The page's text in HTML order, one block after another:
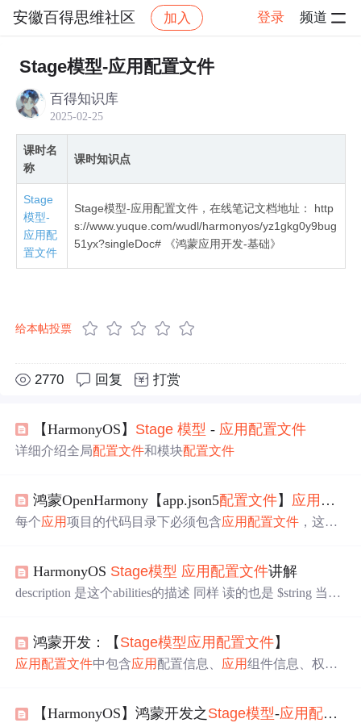
安徽百得思维社区 加入 登录 频道
社区 安徽百得思维社区 全网首发鸿蒙NEXT星河
Stage模型-应用配置文件
百得知识库
2025-02-25
课时名
称
课时知识点
Stage
模型-
应用配
置文件
Stage模型-应用配置文件，在线笔记文档地址： http
s://www.yuque.com/wudl/harmonyos/yz1gkg0y9bug
51yx?singleDoc# 《鸿蒙应用开发-基础》
给本帖投票
2770 回复 打赏
【HarmonyOS】 Stage 模型 - 应用配置文件
详细介绍全局配置文件和模块配置文件
鸿蒙OpenHarmony【app.json5配置文件】 应用 配置
每个应用项目的代码目录下必须包含应用 配置文件 ，这些
HarmonyOS Stage模型 应用 配置文件讲解
description 是这个abilities的描述 同样 读的也是 $string 当前
别人重复的。pages 是这个模块下包含的所有的page界面
它所有的 界面写的是 $profile。而这个是全局的配置 文件
的。
鸿蒙开发：【 Stage模型应用 配置文件】
应用 配置文件中包含应用 配置信息、 应用组件信息、权限
用。在基于Stage模型开发的应用项目代码下，都存在app.j
【HarmonyOS】鸿蒙开发之 Stage模型-应用 配置文件